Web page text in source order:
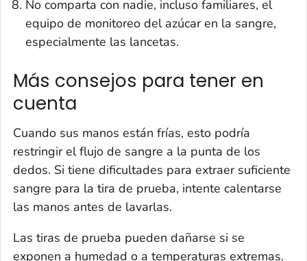
No comparta con nadie, incluso familiares, el
equipo de monitoreo del azúcar en la sangre,
especialmente las lancetas.
Más consejos para tener en
cuenta
Cuando sus manos están frías, esto podría
restringir el flujo de sangre a la punta de los
dedos. Si tiene dificultades para extraer suficiente
sangre para la tira de prueba, intente calentarse
las manos antes de lavarlas.
Las tiras de prueba pueden dañarse si se
exponen a humedad o a temperaturas extremas.